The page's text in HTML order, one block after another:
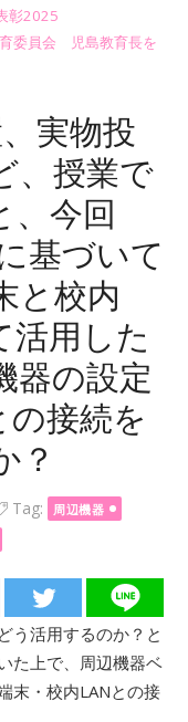
彰2025
委員会 児島教育長を
実物投
、授業で
、今回
基づいて
と校内
活用した
器の設定
の接続を
？
Tag:
周辺機器
う活用するのか？と
た上で、周辺機器ベ
末・校内LANとの接